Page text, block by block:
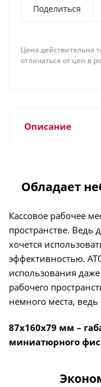
Поделиться
Цена действительна
отличаться от цен в
Описание
Обладает
Кассовое рабочее
пространстве. Ведь
хочется
эффективностью.
использования
рабочего
немного места,
87х160х79 мм –
миниатюрного